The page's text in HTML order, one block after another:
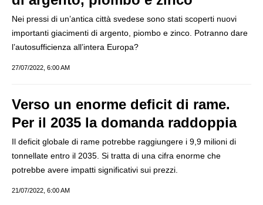
Nei pressi di un’antica città svedese sono stati scoperti nuovi
importanti giacimenti di argento, piombo e zinco. Potranno dare
l’autosufficienza all’intera Europa?
27/07/2022, 6:00 AM
Verso un enorme deficit di rame.
Per il 2035 la domanda raddoppia
Il deficit globale di rame potrebbe raggiungere i 9,9 milioni di
tonnellate entro il 2035. Si tratta di una cifra enorme che
potrebbe avere impatti significativi sui prezzi.
21/07/2022, 6:00 AM